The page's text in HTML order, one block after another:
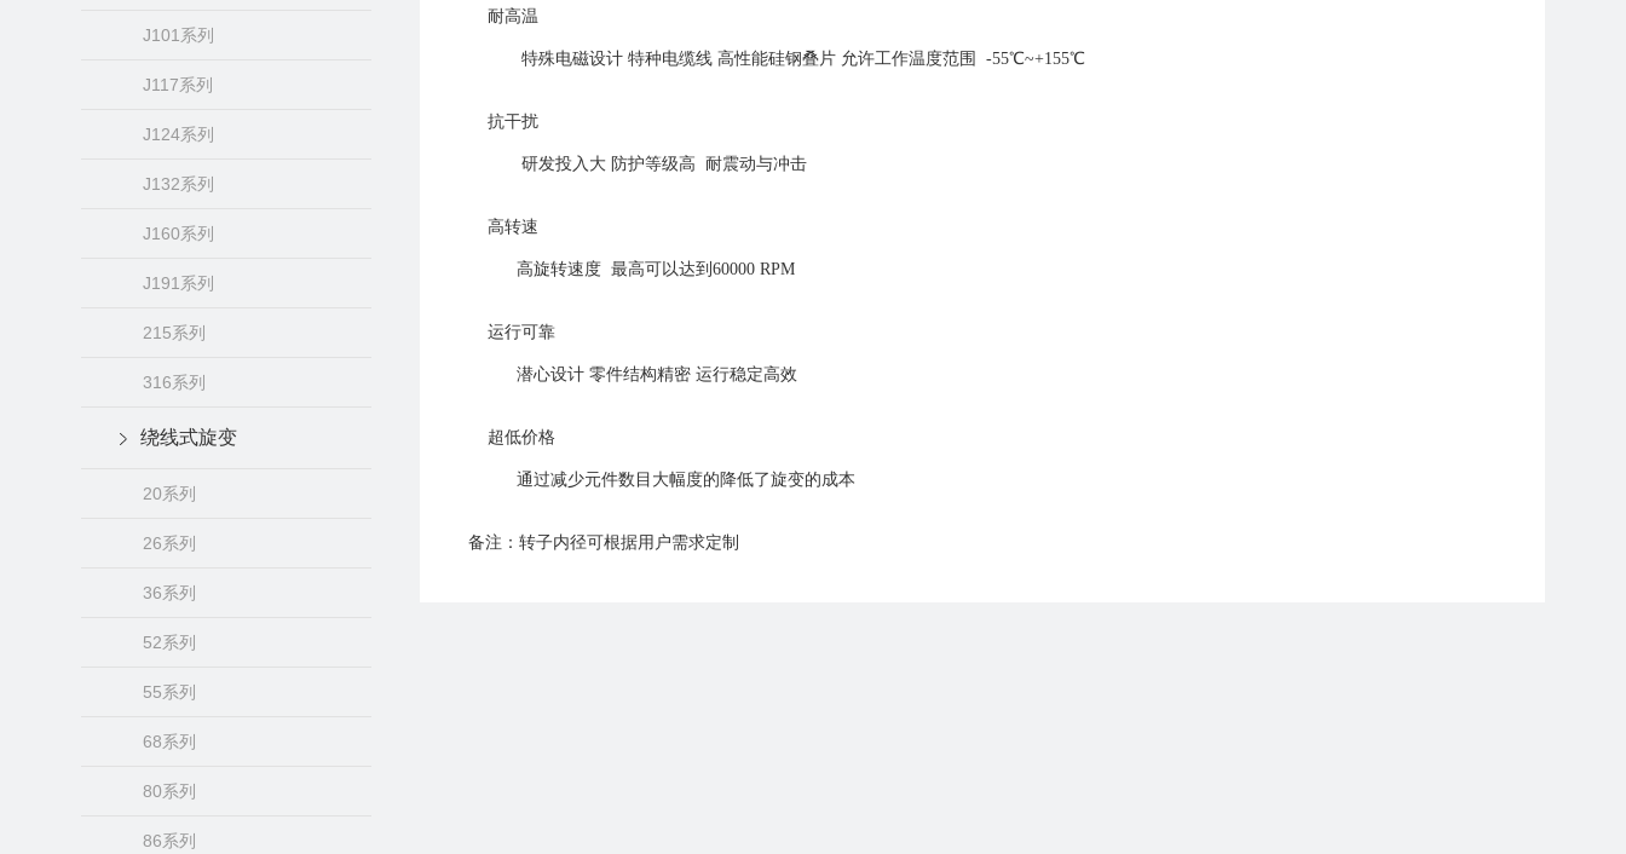
J101系列
J117系列
J124系列
J132系列
J160系列
J191系列
215系列
316系列
绕线式旋变
20系列
26系列
36系列
52系列
55系列
68系列
80系列
86系列
耐高温
特殊电磁设计 特种电缆线 高性能硅钢叠片 允许工作温度范围 -55℃~+155℃
抗干扰
研发投入大 防护等级高 耐震动与冲击
高转速
高旋转速度 最高可以达到60000 RPM
运行可靠
潜心设计 零件结构精密 运行稳定高效
超低价格
通过减少元件数目大幅度的降低了旋变的成本
备注：转子内径可根据用户需求定制